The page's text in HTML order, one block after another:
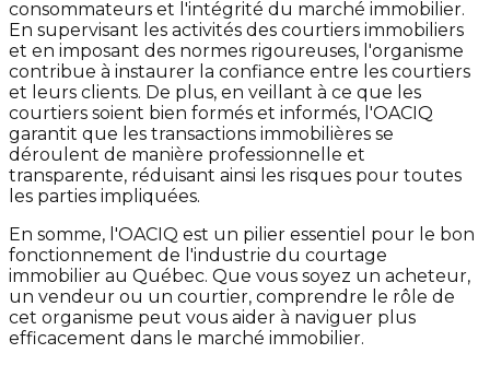
consommateurs et l'intégrité du marché immobilier.
En supervisant les activités des courtiers immobiliers
et en imposant des normes rigoureuses, l'organisme
contribue à instaurer la confiance entre les courtiers
et leurs clients. De plus, en veillant à ce que les
courtiers soient bien formés et informés, l'OACIQ
garantit que les transactions immobilières se
déroulent de manière professionnelle et
transparente, réduisant ainsi les risques pour toutes
les parties impliquées.
En somme, l'OACIQ est un pilier essentiel pour le bon
fonctionnement de l'industrie du courtage
immobilier au Québec. Que vous soyez un acheteur,
un vendeur ou un courtier, comprendre le rôle de
cet organisme peut vous aider à naviguer plus
efficacement dans le marché immobilier.